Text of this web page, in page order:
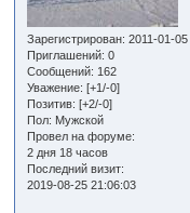
Зарегистрирован: 2011-01-05
Приглашений: 0
Сообщений: 162
Уважение: [+1/-0]
Позитив: [+2/-0]
Пол: Мужской
Провел на форуме:
2 дня 18 часов
Последний визит:
2019-08-25 21:06:03